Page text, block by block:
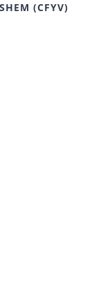
(CFYV)